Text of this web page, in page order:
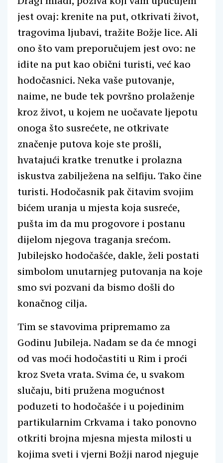
jest ovaj: krenite na put, otkrivati život,
tragovima ljubavi, tražite Božje lice. Ali
ono što vam preporučujem jest ovo: ne
idite na put kao obični turisti, već kao
hodočasnici. Neka vaše putovanje,
naime, ne bude tek površno prolaženje
kroz život, u kojem ne uočavate ljepotu
onoga što susrećete, ne otkrivate
značenje putova koje ste prošli,
hvatajući kratke trenutke i prolazna
iskustva zabilježena na selfiju. Tako čine
turisti. Hodočasnik pak čitavim svojim
bićem uranja u mjesta koja susreće,
pušta im da mu progovore i postanu
dijelom njegova traganja srećom.
Jubilejsko hodočašće, dakle, želi postati
simbolom unutarnjeg putovanja na koje
smo svi pozvani da bismo došli do
konačnog cilja.
Tim se stavovima pripremamo za
Godinu Jubileja. Nadam se da će mnogi
od vas moći hodočastiti u Rim i proći
kroz Sveta vrata. Svima će, u svakom
slučaju, biti pružena mogućnost
poduzeti to hodočašće i u pojedinim
partikularnim Crkvama i tako ponovno
otkriti brojna mjesna mjesta milosti u
kojima sveti i vjerni Božji narod njeguje